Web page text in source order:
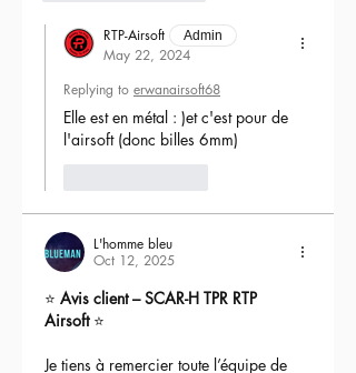
RTP-Airsoft Admin
May 22, 2024
Replying to erwanairsoft68
Elle est en métal : )et c'est pour de
l'airsoft (donc billes 6mm)
L'homme bleu
Oct 12, 2025
⭐ Avis client – SCAR-H TPR RTP
Airsoft ⭐
Je tiens à remercier toute l’équipe de